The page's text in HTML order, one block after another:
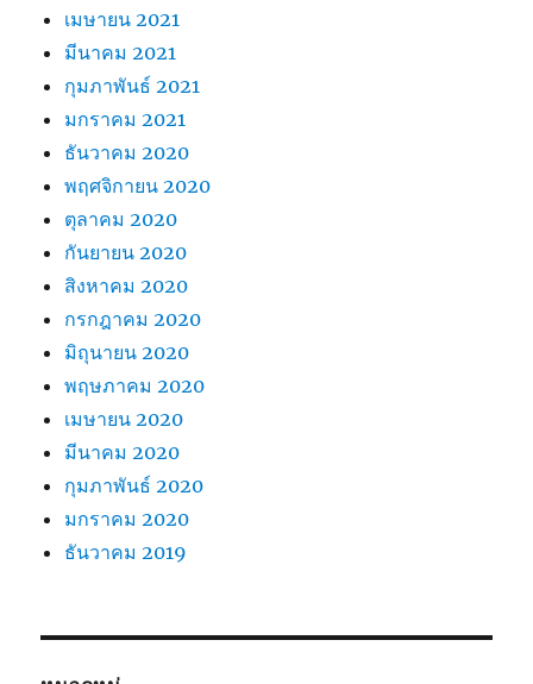
เมษายน 2021
มีนาคม 2021
กุมภาพันธ์ 2021
มกราคม 2021
ธันวาคม 2020
พฤศจิกายน 2020
ตุลาคม 2020
กันยายน 2020
สิงหาคม 2020
กรกฎาคม 2020
มิถุนายน 2020
พฤษภาคม 2020
เมษายน 2020
มีนาคม 2020
กุมภาพันธ์ 2020
มกราคม 2020
ธันวาคม 2019